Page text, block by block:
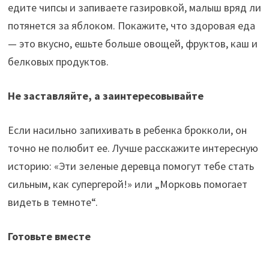
едите чипсы и запиваете газировкой, малыш вряд ли
потянется за яблоком. Покажите, что здоровая еда
— это вкусно, ешьте больше овощей, фруктов, каш и
белковых продуктов.
Не заставляйте, а заинтересовывайте
Если насильно запихивать в ребенка брокколи, он
точно не полюбит ее. Лучше расскажите интересную
историю: «Эти зеленые деревца помогут тебе стать
сильным, как супергерой!» или „Морковь помогает
видеть в темноте“.
Готовьте вместе